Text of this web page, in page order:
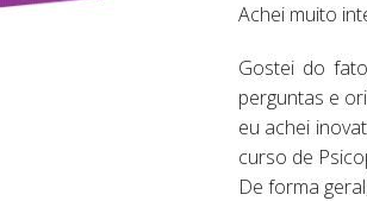
Achei muito
Gostei do
perguntas e
eu achei
curso de
De forma